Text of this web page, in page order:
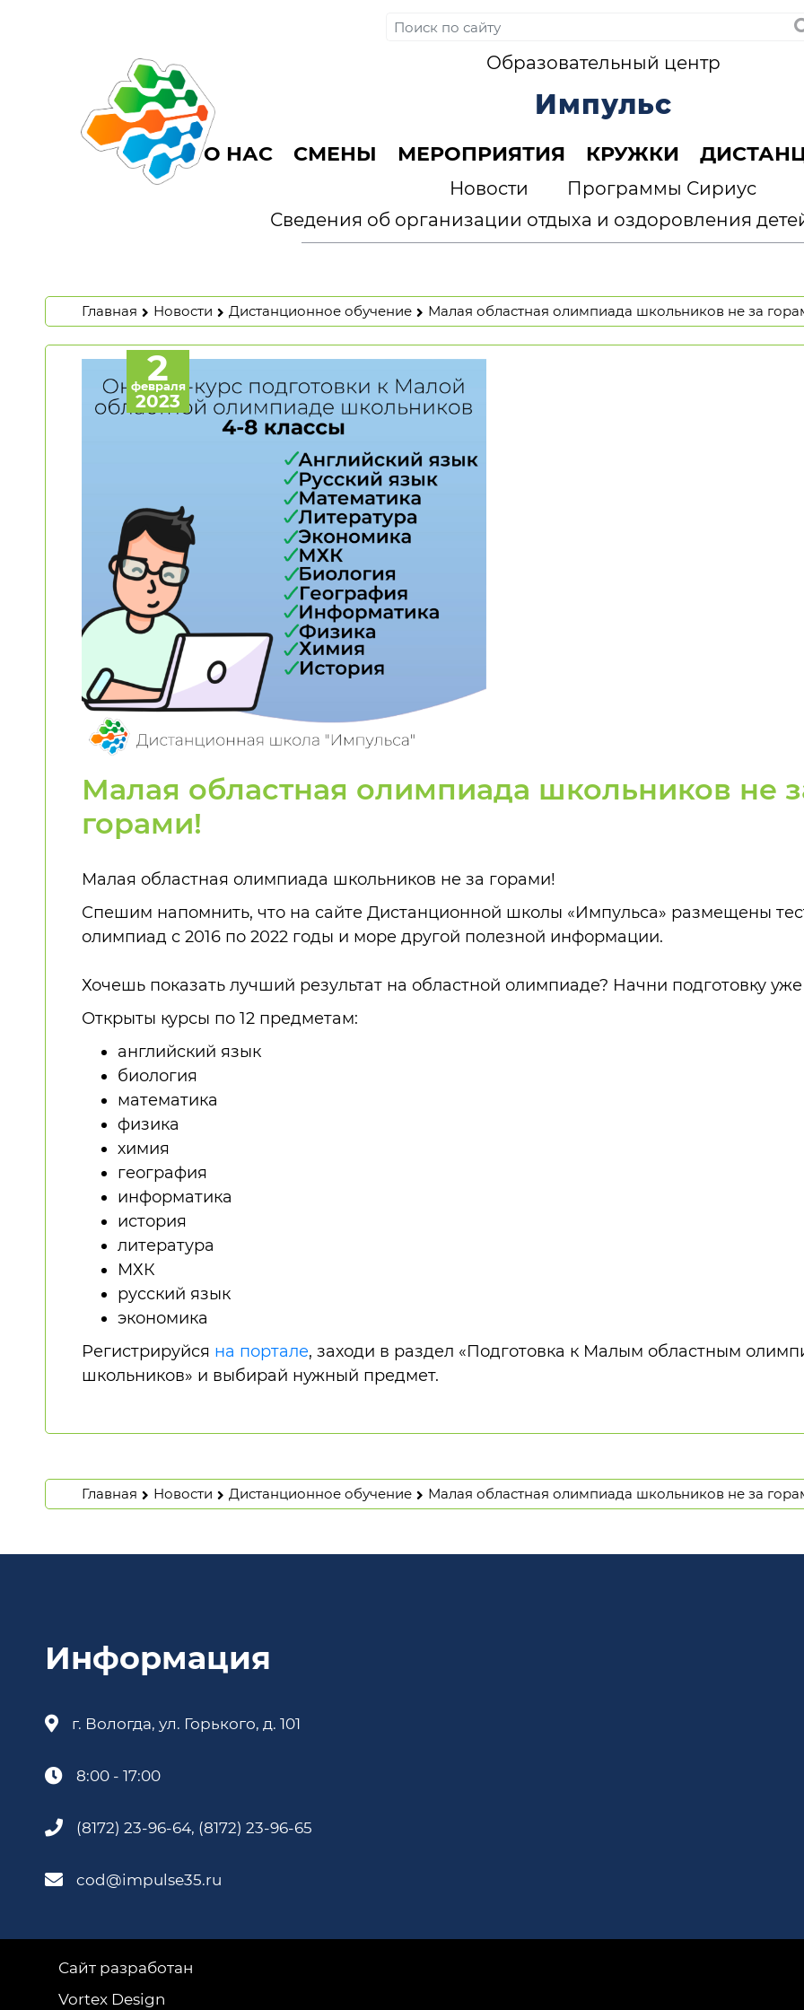
Образовательный центр
Импульс
Новости
Программы Сириус
Сведения об организации отдыха и оздоровления
О НАС СМЕНЫ МЕРОПРИЯТИЯ КРУЖКИ
Главная Новости Дистанционное обучение Малая областная олимпиада школьников не за
2
февраля
2023
Малая областная олимпиада школьников не
горами!
Малая областная олимпиада школьников не за горами!
Спешим напомнить, что на сайте Дистанционной школы «Импульса» размещены
олимпиад с 2016 по 2022 годы и море другой полезной информации.
Хочешь показать лучший результат на областной олимпиаде? Начни подготовку
Открыты курсы по 12 предметам:
английский язык
биология
математика
физика
химия
география
информатика
история
литература
МХК
русский язык
экономика
Регистрируйся на портале, заходи в раздел «Подготовка к Малым областным
школьников» и выбирай нужный предмет.
Главная Новости Дистанционное обучение Малая областная олимпиада школьников не за
Информация
г. Вологда, ул. Горького, д. 101
8:00 - 17:00
(8172) 23-96-64, (8172) 23-96-65
cod@impulse35.ru
Сайт разработан
Vortex Design